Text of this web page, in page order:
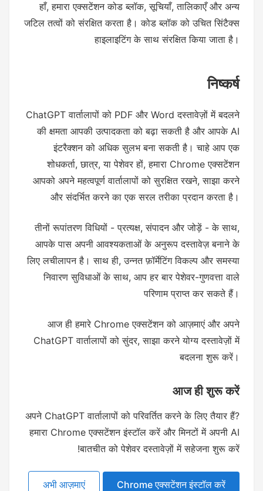
हाँ, हमारा एक्सटेंशन कोड ब्लॉक, सूचियाँ, तालिकाएँ और अन्य
जटिल तत्वों को संरक्षित करता है। कोड ब्लॉक को उचित सिंटैक्स
हाइलाइटिंग के साथ संरक्षित किया जाता है।
निष्कर्ष
ChatGPT वार्तालापों को PDF और Word दस्तावेज़ों में बदलने
की क्षमता आपकी उत्पादकता को बढ़ा सकती है और आपके AI
इंटरैक्शन को अधिक सुलभ बना सकती है। चाहे आप एक
शोधकर्ता, छात्र, या पेशेवर हों, हमारा Chrome एक्सटेंशन
आपको अपने महत्वपूर्ण वार्तालापों को सुरक्षित रखने, साझा करने
और संदर्भित करने का एक सरल तरीका प्रदान करता है।
तीनों रूपांतरण विधियों - प्रत्यक्ष, संपादन और जोड़ें - के साथ,
आपके पास अपनी आवश्यकताओं के अनुरूप दस्तावेज़ बनाने के
लिए लचीलापन है। साथ ही, उन्नत फ़ॉर्मेटिंग विकल्प और समस्या
निवारण सुविधाओं के साथ, आप हर बार पेशेवर-गुणवत्ता वाले
परिणाम प्राप्त कर सकते हैं।
आज ही हमारे Chrome एक्सटेंशन को आज़माएं और अपने
ChatGPT वार्तालापों को सुंदर, साझा करने योग्य दस्तावेज़ों में
बदलना शुरू करें।
आज ही शुरू करें
अपने ChatGPT वार्तालापों को परिवर्तित करने के लिए तैयार हैं?
हमारा Chrome एक्सटेंशन इंस्टॉल करें और मिनटों में अपनी AI
बातचीत को पेशेवर दस्तावेज़ों में सहेजना शुरू करें!
Chrome एक्सटेंशन इंस्टॉल करें
अभी आज़माएं